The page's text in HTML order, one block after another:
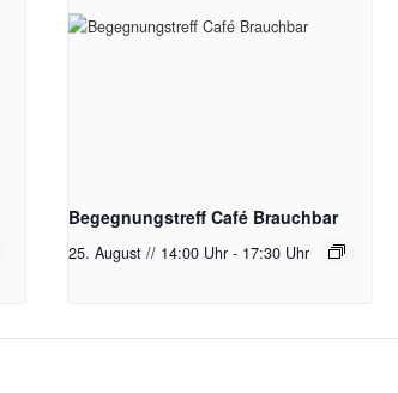
Begegnungstreff Café Brauchbar
25. August // 14:00 Uhr - 17:30 Uhr